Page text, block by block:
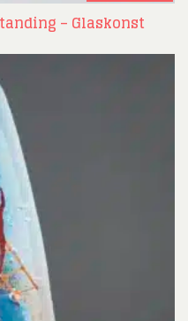
– Glaskonst